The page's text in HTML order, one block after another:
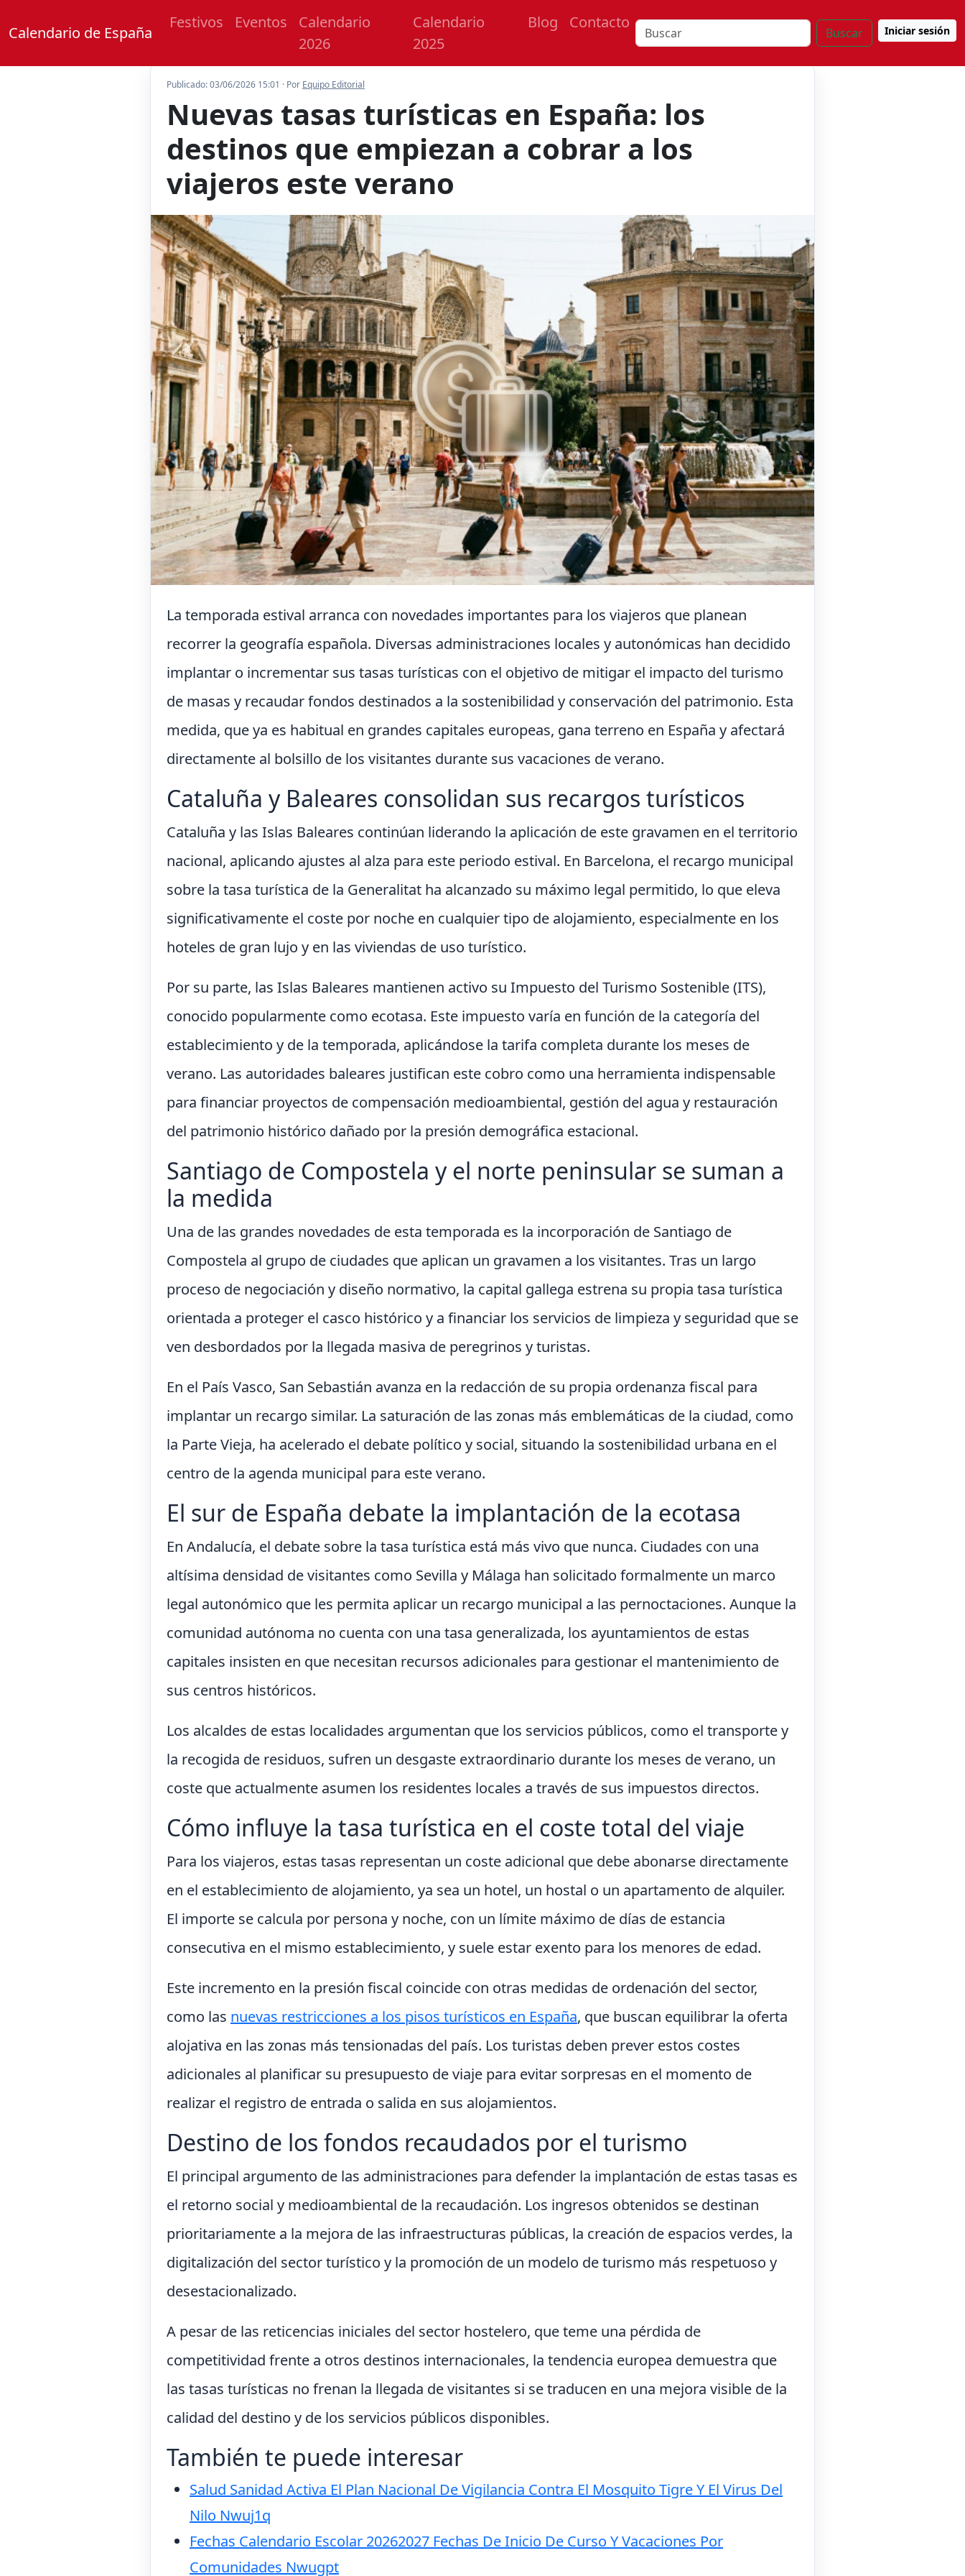
Calendario de España
Festivos Eventos
Calendario
2026
Calendario
2025
Blog Contacto
Buscar Iniciar sesión
Publicado: 03/06/2026 15:01 · Por Equipo Editorial
Nuevas tasas turísticas en España: los
destinos que empiezan a cobrar a los
viajeros este verano
La temporada estival arranca con novedades importantes para los viajeros que planean
recorrer la geografía española. Diversas administraciones locales y autonómicas han decidido
implantar o incrementar sus tasas turísticas con el objetivo de mitigar el impacto del turismo
de masas y recaudar fondos destinados a la sostenibilidad y conservación del patrimonio. Esta
medida, que ya es habitual en grandes capitales europeas, gana terreno en España y afectará
directamente al bolsillo de los visitantes durante sus vacaciones de verano.
Cataluña y Baleares consolidan sus recargos turísticos
Cataluña y las Islas Baleares continúan liderando la aplicación de este gravamen en el territorio
nacional, aplicando ajustes al alza para este periodo estival. En Barcelona, el recargo municipal
sobre la tasa turística de la Generalitat ha alcanzado su máximo legal permitido, lo que eleva
significativamente el coste por noche en cualquier tipo de alojamiento, especialmente en los
hoteles de gran lujo y en las viviendas de uso turístico.
Por su parte, las Islas Baleares mantienen activo su Impuesto del Turismo Sostenible (ITS),
conocido popularmente como ecotasa. Este impuesto varía en función de la categoría del
establecimiento y de la temporada, aplicándose la tarifa completa durante los meses de
verano. Las autoridades baleares justifican este cobro como una herramienta indispensable
para financiar proyectos de compensación medioambiental, gestión del agua y restauración
del patrimonio histórico dañado por la presión demográfica estacional.
Santiago de Compostela y el norte peninsular se suman a
la medida
Una de las grandes novedades de esta temporada es la incorporación de Santiago de
Compostela al grupo de ciudades que aplican un gravamen a los visitantes. Tras un largo
proceso de negociación y diseño normativo, la capital gallega estrena su propia tasa turística
orientada a proteger el casco histórico y a financiar los servicios de limpieza y seguridad que se
ven desbordados por la llegada masiva de peregrinos y turistas.
En el País Vasco, San Sebastián avanza en la redacción de su propia ordenanza fiscal para
implantar un recargo similar. La saturación de las zonas más emblemáticas de la ciudad, como
la Parte Vieja, ha acelerado el debate político y social, situando la sostenibilidad urbana en el
centro de la agenda municipal para este verano.
El sur de España debate la implantación de la ecotasa
En Andalucía, el debate sobre la tasa turística está más vivo que nunca. Ciudades con una
altísima densidad de visitantes como Sevilla y Málaga han solicitado formalmente un marco
legal autonómico que les permita aplicar un recargo municipal a las pernoctaciones. Aunque la
comunidad autónoma no cuenta con una tasa generalizada, los ayuntamientos de estas
capitales insisten en que necesitan recursos adicionales para gestionar el mantenimiento de
sus centros históricos.
Los alcaldes de estas localidades argumentan que los servicios públicos, como el transporte y
la recogida de residuos, sufren un desgaste extraordinario durante los meses de verano, un
coste que actualmente asumen los residentes locales a través de sus impuestos directos.
Cómo influye la tasa turística en el coste total del viaje
Para los viajeros, estas tasas representan un coste adicional que debe abonarse directamente
en el establecimiento de alojamiento, ya sea un hotel, un hostal o un apartamento de alquiler.
El importe se calcula por persona y noche, con un límite máximo de días de estancia
consecutiva en el mismo establecimiento, y suele estar exento para los menores de edad.
Este incremento en la presión fiscal coincide con otras medidas de ordenación del sector,
como las nuevas restricciones a los pisos turísticos en España, que buscan equilibrar la oferta
alojativa en las zonas más tensionadas del país. Los turistas deben prever estos costes
adicionales al planificar su presupuesto de viaje para evitar sorpresas en el momento de
realizar el registro de entrada o salida en sus alojamientos.
Destino de los fondos recaudados por el turismo
El principal argumento de las administraciones para defender la implantación de estas tasas es
el retorno social y medioambiental de la recaudación. Los ingresos obtenidos se destinan
prioritariamente a la mejora de las infraestructuras públicas, la creación de espacios verdes, la
digitalización del sector turístico y la promoción de un modelo de turismo más respetuoso y
desestacionalizado.
A pesar de las reticencias iniciales del sector hostelero, que teme una pérdida de
competitividad frente a otros destinos internacionales, la tendencia europea demuestra que
las tasas turísticas no frenan la llegada de visitantes si se traducen en una mejora visible de la
calidad del destino y de los servicios públicos disponibles.
También te puede interesar
Salud Sanidad Activa El Plan Nacional De Vigilancia Contra El Mosquito Tigre Y El Virus Del
Nilo Nwuj1q
Fechas Calendario Escolar 20262027 Fechas De Inicio De Curso Y Vacaciones Por
Comunidades Nwugpt